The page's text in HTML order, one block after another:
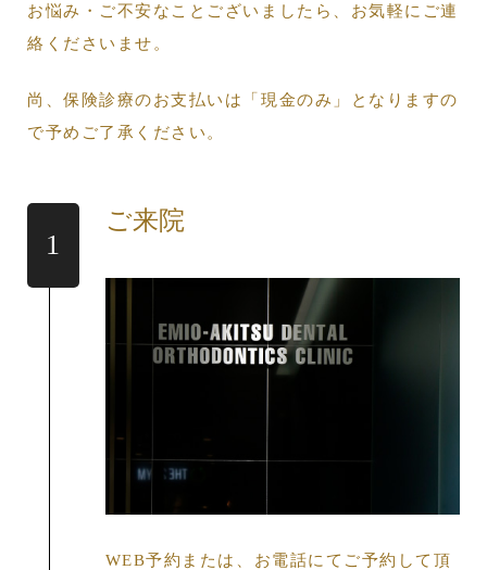
お悩み・ご不安なことございましたら、お気軽にご連
絡くださいませ。
尚、保険診療のお支払いは「現金のみ」となりますの
で予めご了承ください。
ご来院
WEB予約または、お電話にてご予約して頂